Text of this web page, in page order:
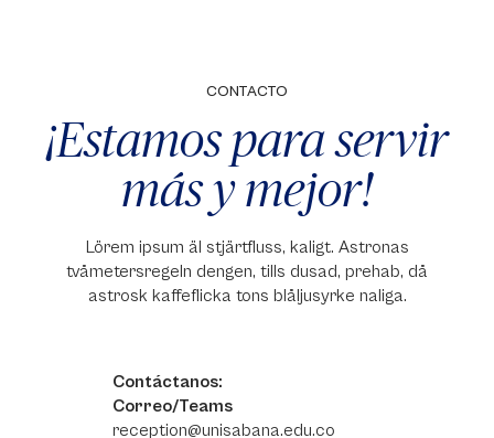
CONTACTO
¡Estamos para servir
más y mejor!
Lörem ipsum äl stjärtfluss, kaligt. Astronas
tvåmetersregeln dengen, tills dusad, prehab, då
astrosk kaffeflicka tons blåljusyrke naliga.
Contáctanos:
Correo/Teams
reception@unisabana.edu.co